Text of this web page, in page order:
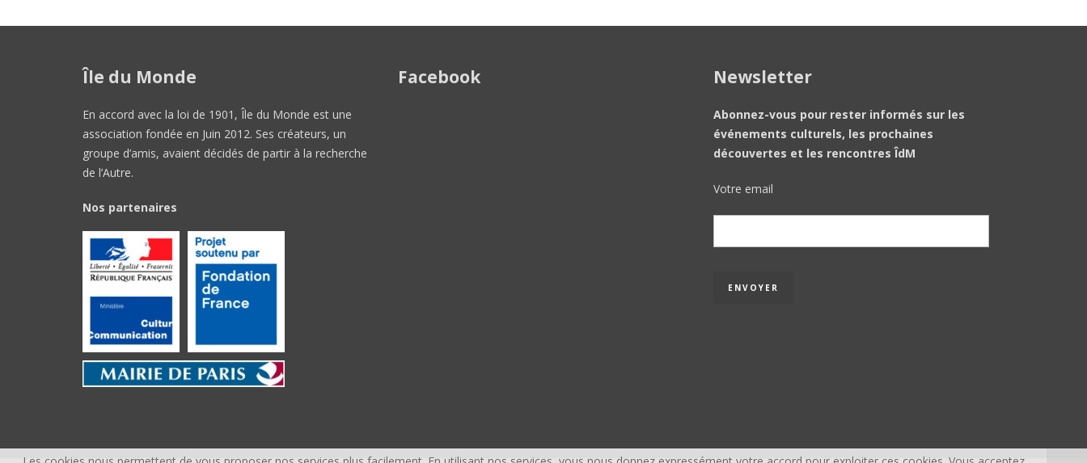
Île du Monde
En accord avec la loi de 1901, Île du Monde est une
association fondée en Juin 2012. Ses créateurs, un
groupe d’amis, avaient décidés de partir à la recherche
de l’Autre.
Nos partenaires
Facebook Newsletter
Abonnez-vous pour rester informés sur les
événements culturels, les prochaines
découvertes et les rencontres ÎdM
Votre email